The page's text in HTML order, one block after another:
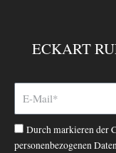
ECKART
Durch markieren der
personenbezogenen